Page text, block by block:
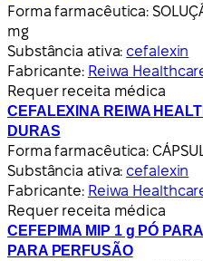
Forma farmacêutica:
mg
Substância ativa: cefalexin
Fabricante: Reiwa
Requer receita médica
CEFALEXINA REIWA
DURAS
Forma farmacêutica:
Substância ativa: cefalexin
Fabricante: Reiwa
Requer receita médica
CEFEPIMA MIP 1 g PÓ
PARA PERFUSÃO